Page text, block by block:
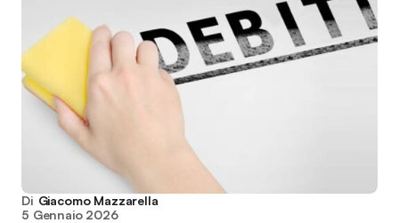
Di Giacomo Mazzarella
5 Gennaio 2026